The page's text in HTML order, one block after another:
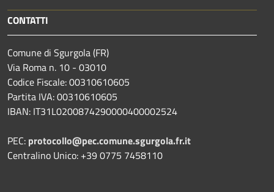
CONTATTI
Comune di Sgurgola (FR)
Via Roma n. 10 - 03010
Codice Fiscale: 00310610605
Partita IVA: 00310610605
IBAN: IT31L0200874290000400002524
PEC: protocollo@pec.comune.sgurgola.fr.it
Centralino Unico: +39 0775 7458110